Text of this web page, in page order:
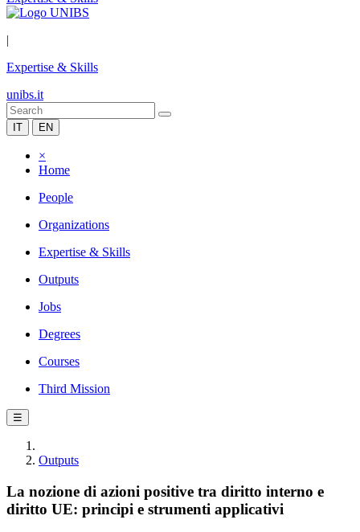
|
Expertise & Skills
unibs.it
IT EN
×
Home
People
Organizations
Expertise & Skills
Outputs
Jobs
Degrees
Courses
Third Mission
☰
Outputs
La nozione di azioni positive tra diritto interno e
diritto UE: principi e strumenti applicativi